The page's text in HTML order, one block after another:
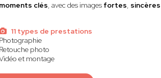
moments clés, avec des images fortes, sincères
11 types de prestations
Photographie
Retouche photo
et montage